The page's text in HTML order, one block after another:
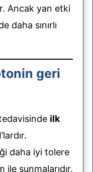
Ancak yan etki
daha sınırlı
geri
ilk
daha iyi tolere
ile sunmalarıdır.